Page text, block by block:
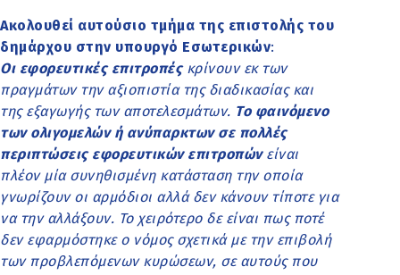
Ακολουθεί αυτούσιο τμήμα της επιστολής του
δημάρχου στην υπουργό Εσωτερικών:
Οι εφορευτικές επιτροπέςκρίνουν εκ των
πραγμάτων την αξιοπιστία της διαδικασίας και
της εξαγωγής των αποτελεσμάτων. Το φαινόμενο
των ολιγομελών ή ανύπαρκτων σε πολλές
περιπτώσεις εφορευτικών επιτροπών είναι
πλέον μία συνηθισμένη κατάσταση την οποία
γνωρίζουν οι αρμόδιοι αλλά δεν κάνουν τίποτε για
να την αλλάξουν. Το χειρότερο δε είναι πως ποτέ
δεν εφαρμόστηκε ο νόμος σχετικά με την επιβολή
των προβλεπόμενων κυρώσεων, σε αυτούς που